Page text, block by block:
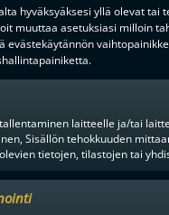
hyväksyäksesi yllä olevat tai
muuttaa asetuksiasi milloin
evästekäytännön
laitteelle ja/tai
Sisällön tehokkuuden
tietojen, tilastojen tai
F-